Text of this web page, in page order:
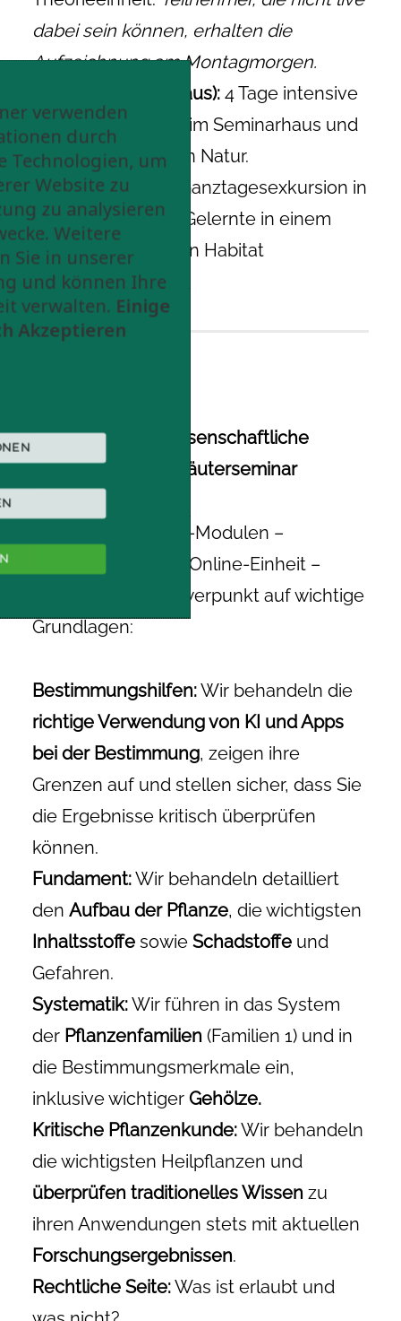
dabei sein können, erhalten die
Aufzeichnung am Montagmorgen.
Tag 2–5 (Seminarhaus): 4 Tage intensive
Praxis und Theorie im Seminarhaus und
in der umgebenden Natur.
Tag 6 (Exkursion):
Ganztagesexkursion in
der Natur, um das Gelernte in einem
neuen, spannenden Habitat
anzuwenden.
Theorie & naturwissenschaftliche
Grundlagen Wildkräuterseminar
In unseren Theorie-Modulen –
beginnend mit der Online-Einheit –
legen wir den Schwerpunkt auf wichtige
Grundlagen:
Bestimmungshilfen:Wir behandeln die
richtige Verwendung von KI und Apps
bei der Bestimmung, zeigen ihre
Grenzen auf und stellen sicher, dass Sie
die Ergebnisse kritisch überprüfen
können.
Fundament:Wir behandeln detailliert
den Aufbau der Pflanze, die wichtigsten
Inhaltsstoffe sowie Schadstoffe und
Gefahren.
Systematik:Wir führen in das System
der Pflanzenfamilien (Familien 1) und in
die Bestimmungsmerkmale ein,
inklusive wichtiger Gehölze.
Kritische Pflanzenkunde:Wir behandeln
die wichtigsten Heilpflanzen und
überprüfen traditionelles Wissen zu
ihren Anwendungen stets mit aktuellen
Forschungsergebnissen.
Rechtliche Seite:Was ist erlaubt und
verwenden
durch
Technologien, um
Website zu
zu analysieren
Weitere
Sie in unserer
und können Ihre
verwalten. Einige
Akzeptieren